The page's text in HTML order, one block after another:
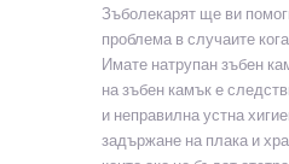
Зъболекарят ще ви
проблема в случаите
Имате натрупан зъбен
на зъбен камък е
и неправилна устна
задържане на плака и